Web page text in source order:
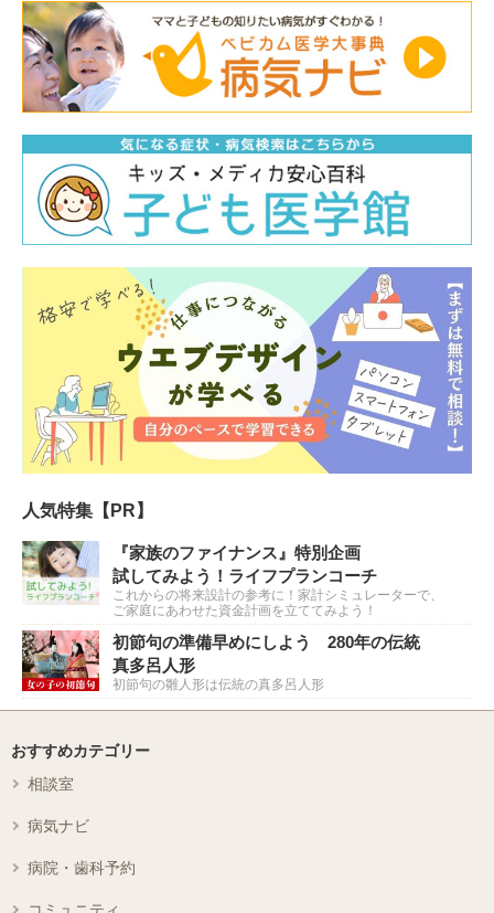
人気特集【PR】
『家族のファイナンス』特別企画
試してみよう！ライフプランコーチ
これからの将来設計の参考に！家計シミュレーターで、
ご家庭にあわせた資金計画を立ててみよう！
初節句の準備早めにしよう 280年の伝統
真多呂人形
初節句の雛人形は伝統の真多呂人形
おすすめカテゴリー
相談室
病気ナビ
病院・歯科予約
コミュニティ